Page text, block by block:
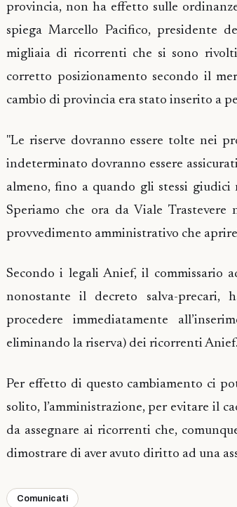
provincia, non ha effetto sulle
spiega Marcello Pacifico, presidente
migliaia di ricorrenti che si sono
corretto posizionamento secondo il
cambio di provincia era stato inserito a
"Le riserve dovranno essere tolte nei
indeterminato dovranno essere
almeno, fino a quando gli stessi
Speriamo che ora da Viale
provvedimento amministrativo che
Secondo i legali Anief, il commissario
nonostante il decreto salva-
procedere immediatamente
eliminando la riserva) dei ricorrenti Anief.
Per effetto di questo cambiamento ci
solito, l’amministrazione, per evitare il
da assegnare ai ricorrenti che,
dimostrare di aver avuto diritto ad una
Comunicati